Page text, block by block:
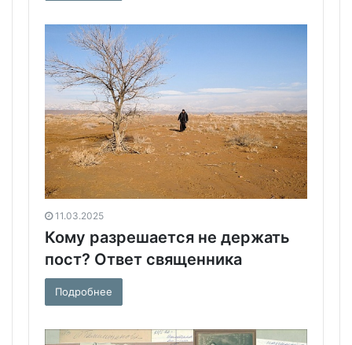
11.03.2025
Кому разрешается не держать
пост? Ответ священника
Подробнее